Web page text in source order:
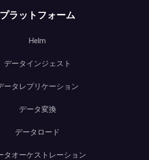
プラットフォーム
Helm
データインジェスト
ータレプリケーション
データ変換
データロード
タオーケストレーション